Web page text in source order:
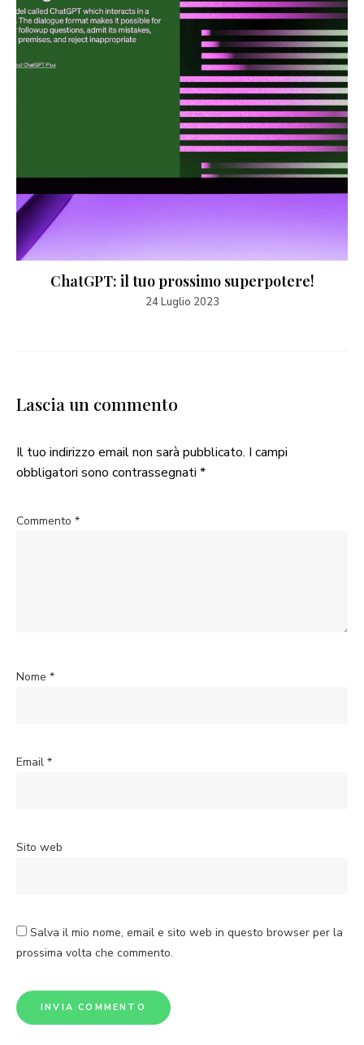
ChatGPT: il tuo prossimo superpotere!
24 Luglio 2023
Lascia un commento
Il tuo indirizzo email non sarà pubblicato. I campi
obbligatori sono contrassegnati *
Commento *
Nome *
Email *
Sito web
Salva il mio nome, email e sito web in questo browser per la
prossima volta che commento.